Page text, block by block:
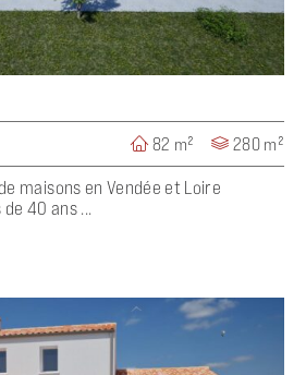
82 m² 280 m²
maisons en Vendée et Loire
40 ans ...